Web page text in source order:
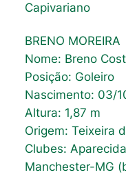
Capivariano
BRENO MOREIRA
Nome: Breno
Posição: Goleiro
Nascimento: 03/
Altura: 1,87 m
Origem: Teixeira
Clubes:
Manchester-MG